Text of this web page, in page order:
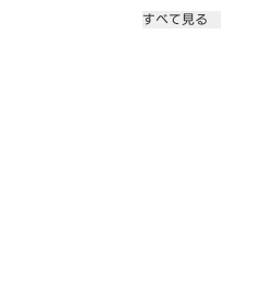
すべて見る